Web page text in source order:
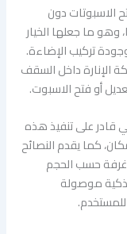
الاسبوتات دون
وهو ما جعلها الخيار
تركيب الإضاءة.
الإنارة داخل السقف
أو فتح الاسبوت.
قادر على تنفيذ هذه
كما يقدم النصائح
غرفة حسب الحجم
ذكية موصولة